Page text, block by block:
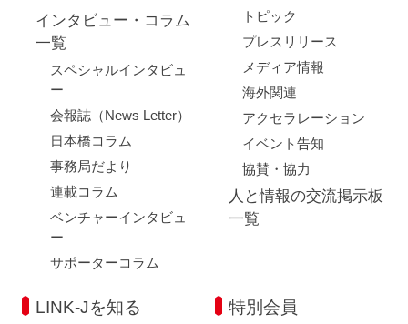
インタビュー・コラム
一覧
スペシャルインタビュ
ー
会報誌（News Letter）
日本橋コラム
事務局だより
連載コラム
ベンチャーインタビュ
ー
サポーターコラム
トピック
プレスリリース
メディア情報
海外関連
アクセラレーション
イベント告知
協賛・協力
人と情報の交流掲示板
一覧
LINK-Jを知る 特別会員